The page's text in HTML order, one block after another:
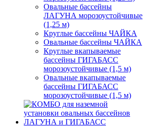
Овальные бассейны
ЛАГУНА морозоустойчивые
(1,25 м)
Круглые бассейны ЧАЙКА
Овальные бассейны ЧАЙКА
Круглые вкапываемые
бассейны ГИГАБАСС
морозоустойчивые (1,5 м)
Овальные вкапываемые
бассейны ГИГАБАСС
морозоустойчивые (1,5 м)